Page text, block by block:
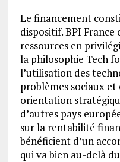
Le financement
dispositif. BPI
ressources en
la philosophie Tech
l’utilisation des
problèmes sociaux
orientation
d’autres pays
sur la rentabilité
bénéficient d’un
qui va bien au-delà